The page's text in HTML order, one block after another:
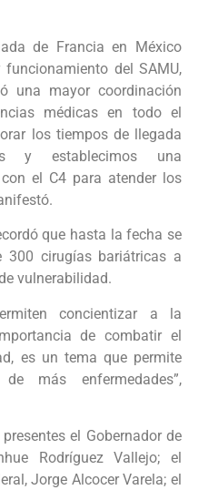
de Francia en México
del SAMU,
una mayor coordinación
médicas en todo el
los tiempos de llegada
y establecimos una
el C4 para atender los
que hasta la fecha se
300 cirugías bariátricas a
vulnerabilidad.
concientizar a la
de combatir el
es un tema que permite
más enfermedades”,
el Gobernador de
Rodríguez Vallejo; el
Jorge Alcocer Varela; el